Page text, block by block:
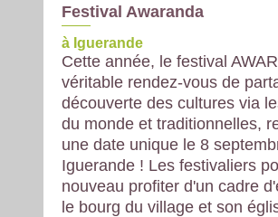
Festival Awaranda
à Iguerande
Cette année, le festival
véritable rendez-vous de
découverte des cultures via
du monde et traditionnelles,
une date unique le 8
Iguerande ! Les festivaliers
nouveau profiter d'un cadre
le bourg du village et son